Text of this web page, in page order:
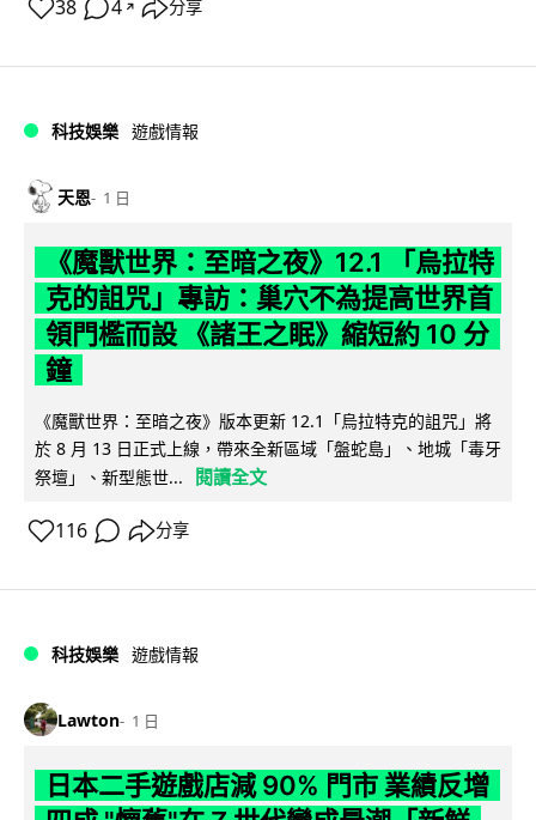
38 4 ↗ 分享
科技娛樂 遊戲情報
天恩 1 日
《魔獸世界：至暗之夜》12.1 「烏拉特
克的詛咒」專訪：巢穴不為提高世界首
領門檻而設 《諸王之眠》縮短約 10 分
鐘
《魔獸世界：至暗之夜》版本更新 12.1「烏拉特克的詛咒」將
於 8 月 13 日正式上線，帶來全新區域「盤蛇島」、地城「毒牙
祭壇」、新型態世...
閱讀全文
116 分享
科技娛樂 遊戲情報
Lawton 1 日
日本二手遊戲店減 90% 門市 業績反增